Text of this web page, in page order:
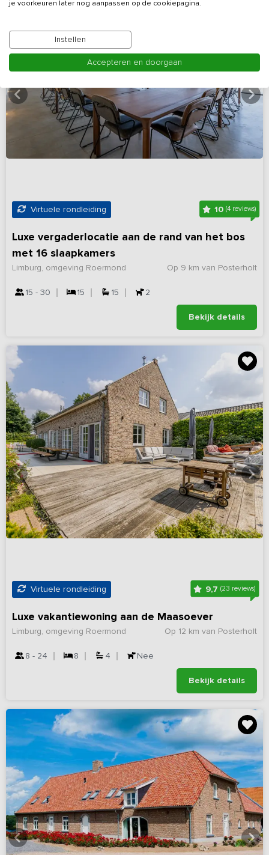
Virtuele rondleiding 10 (4 reviews)
Luxe vergaderlocatie aan de rand van het bos
met 16 slaapkamers
Op 9 km van Posterholt
Limburg, omgeving Roermond
15 - 30 15 15 2
Bekijk details
Virtuele rondleiding 9,7(23 reviews)
Luxe vakantiewoning aan de Maasoever
Op 12 km van Posterholt
Limburg, omgeving Roermond
8 - 24 8 4 Nee
Bekijk details
je voorkeuren later nog aanpassen op de cookiepagina.
Instellen
Accepteren en doorgaan